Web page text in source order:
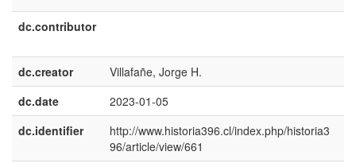
dc.contributor
dc.creator
Villafañe, Jorge H.
dc.date
2023-01-05
dc.identifier
http://www.historia396.cl/index.php/historia3
96/article/view/661